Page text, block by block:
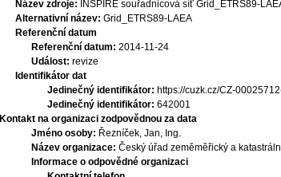
Název zdroje:
INSPIRE souřadnicová síť Grid_ETRS89-
Alternativní název: Grid_ETRS89-LAEA
Referenční datum
Referenční datum: 2014-11-24
Událost: revize
Identifikátor dat
Jedinečný identifikátor: https://cuzk.cz/CZ-
Jedinečný identifikátor: 642001
Kontakt na organizaci zodpovědnou za data
Jméno osoby: Řezníček, Jan, Ing.
Název organizace: Český úřad zeměměřický a
Informace o odpovědné organizaci